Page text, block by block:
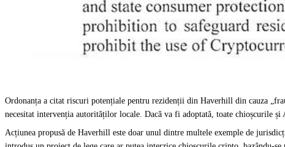
Ordonanța a citat riscuri potențiale pentru rezidenții din Haverhill din cauza
necesitat intervenția autorităților locale. Dacă va fi adoptată, toate chioșcurile
Acțiunea propusă de Haverhill este doar unul dintre multele exemple de